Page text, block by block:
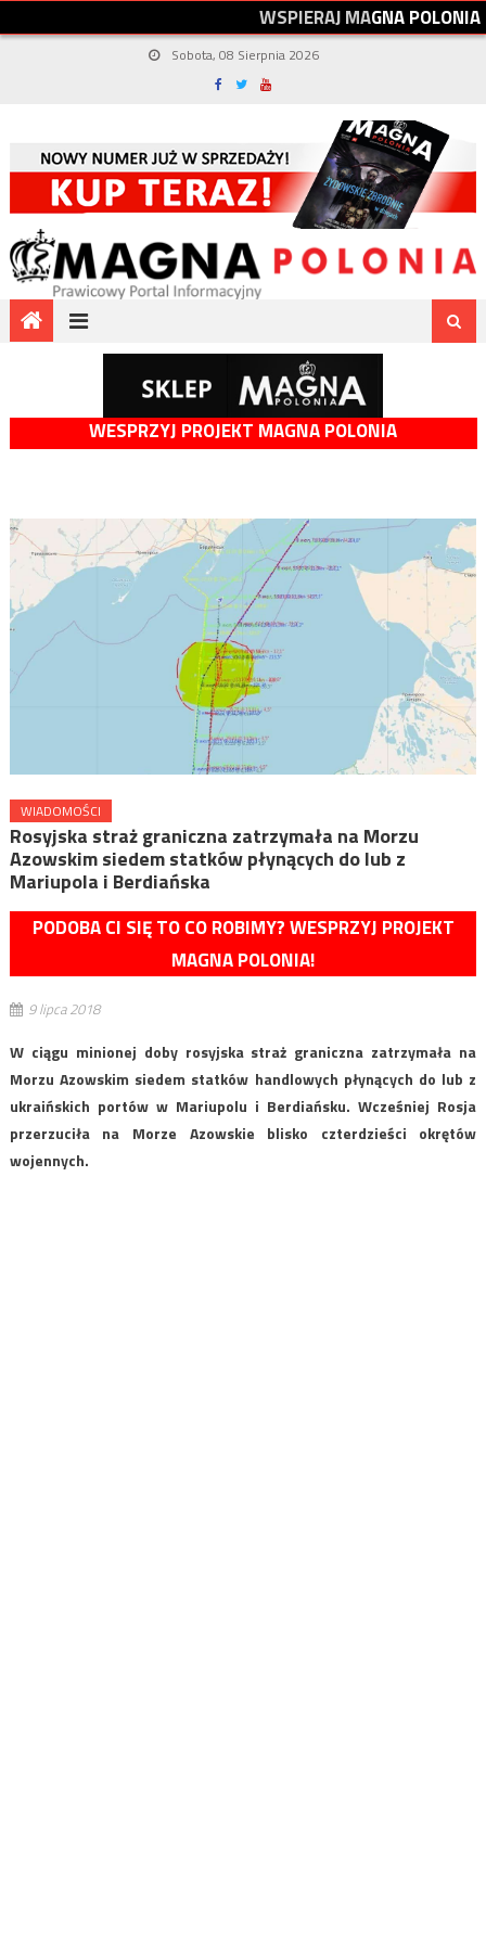
WSPIERAJMAGNAPOLONIA
Sobota, 08 Sierpnia 2026
WESPRZYJ PROJEKT MAGNA POLONIA
WIADOMOŚCI
Rosyjska straż graniczna zatrzymała na Morzu
Azowskim siedem statków płynących do lub z
Mariupola i Berdiańska
PODOBA CI SIĘ TO CO ROBIMY? WESPRZYJ PROJEKT
MAGNA POLONIA!
9 lipca 2018
W ciągu minionej doby rosyjska straż graniczna zatrzymała na
Morzu Azowskim siedem statków handlowych płynących do lub z
ukraińskich portów w Mariupolu i Berdiańsku. Wcześniej Rosja
przerzuciła na Morze Azowskie blisko czterdzieści okrętów
wojennych.